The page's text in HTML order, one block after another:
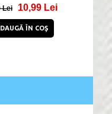
25,81 Lei